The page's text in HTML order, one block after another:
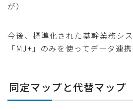
が）
今後、標準化された基幹業務シ
「MJ+」のみを使ってデータ連携
同定マップと代替マップ